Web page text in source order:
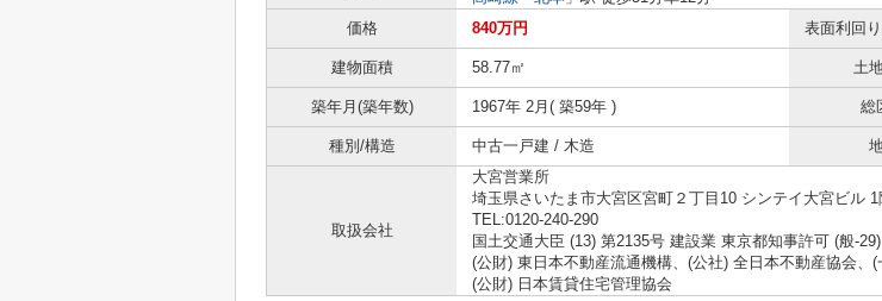
価格
840万円 表面利回
建物面積 58.77㎡ 土
築年月(築年数) 1967年 2月( 築59年 ) 総
種別/構造 中古一戸建 / 木造
取扱会社
大宮営業所
埼玉県さいたま市大宮区宮町２丁目10 シンテイ大宮ビル 1
TEL:0120-240-290
国土交通大臣 (13) 第2135号 建設業 東京都知事許可 (般-
(公財) 東日本不動産流通機構、(公社) 全日本不動産協会、
(公財) 日本賃貸住宅管理協会